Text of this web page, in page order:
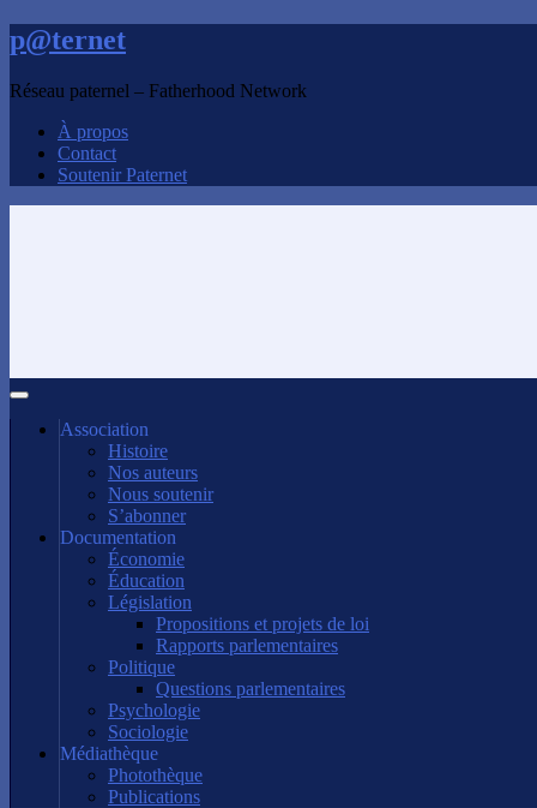
p@ternet
Réseau paternel – Fatherhood Network
À propos
Contact
Soutenir Paternet
Association
Histoire
Nos auteurs
Nous soutenir
S’abonner
Documentation
Économie
Éducation
Législation
Propositions et projets de loi
Rapports parlementaires
Politique
Questions parlementaires
Psychologie
Sociologie
Médiathèque
Photothèque
Publications